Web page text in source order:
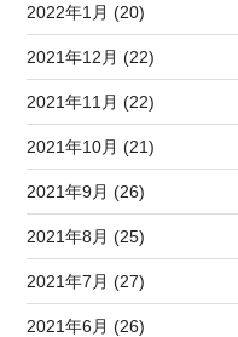
2022年1月 (20)
2021年12月 (22)
2021年11月 (22)
2021年10月 (21)
2021年9月 (26)
2021年8月 (25)
2021年7月 (27)
2021年6月 (26)